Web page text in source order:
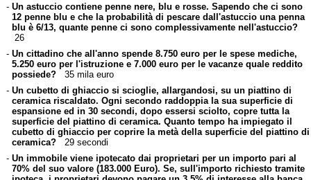
- Un astuccio contiene penne nere, blu e rosse. Sapendo che ci sono
12 penne blu e che la probabilità di pescare dall'astuccio una penna
blu è 6/13, quante penne ci sono complessivamente nell'astuccio?
26
- Un cittadino che all'anno spende 8.750 euro per le spese mediche,
5.250 euro per l'istruzione e 7.000 euro per le vacanze quale reddito
possiede?35 mila euro
- Un cubetto di ghiaccio si scioglie, allargandosi, su un piattino di
ceramica riscaldato. Ogni secondo raddoppia la sua superficie di
espansione ed in 30 secondi, dopo essersi sciolto, copre tutta la
superficie del piattino di ceramica. Quanto tempo ha impiegato il
cubetto di ghiaccio per coprire la metà della superficie del piattino di
ceramica?29 secondi
- Un immobile viene ipotecato dai proprietari per un importo pari al
70% del suo valore (183.000 Euro). Se, sull'importo richiesto tramite